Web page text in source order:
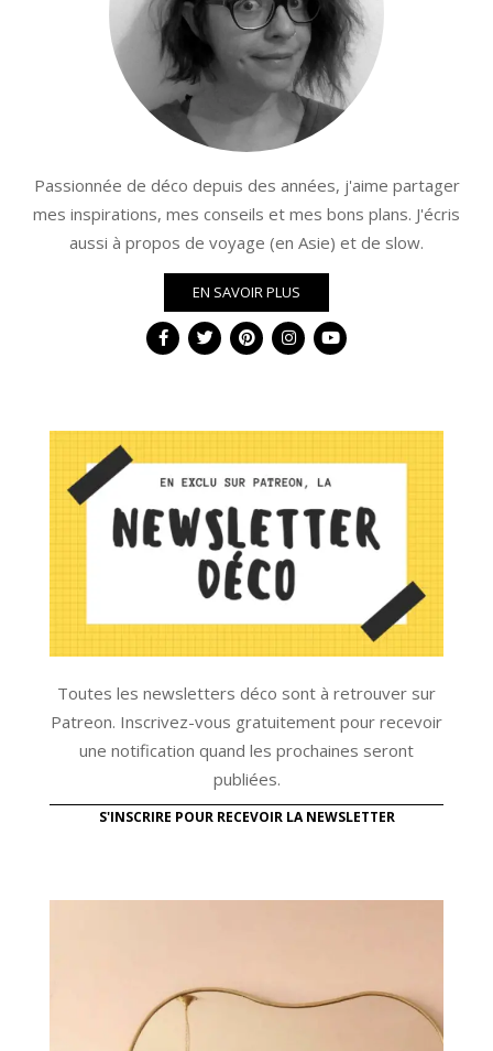
Passionnée de déco depuis des années, j'aime partager
mes inspirations, mes conseils et mes bons plans. J'écris
aussi à propos de voyage (en Asie) et de slow.
EN SAVOIR PLUS
Toutes les newsletters déco sont à retrouver sur
Patreon. Inscrivez-vous gratuitement pour recevoir
une notification quand les prochaines seront
publiées.
S'INSCRIRE POUR RECEVOIR LA NEWSLETTER